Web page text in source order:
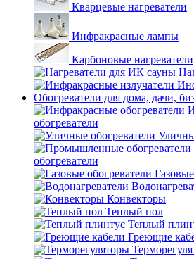
Кварцевые нагреватели
Инфракрасные лампы
Карбоновые нагреватели
Обогреватели для дома, дачи,
обогреватели
обогреватели
Конвекторы
Теплый пол
Теплый
Греющие